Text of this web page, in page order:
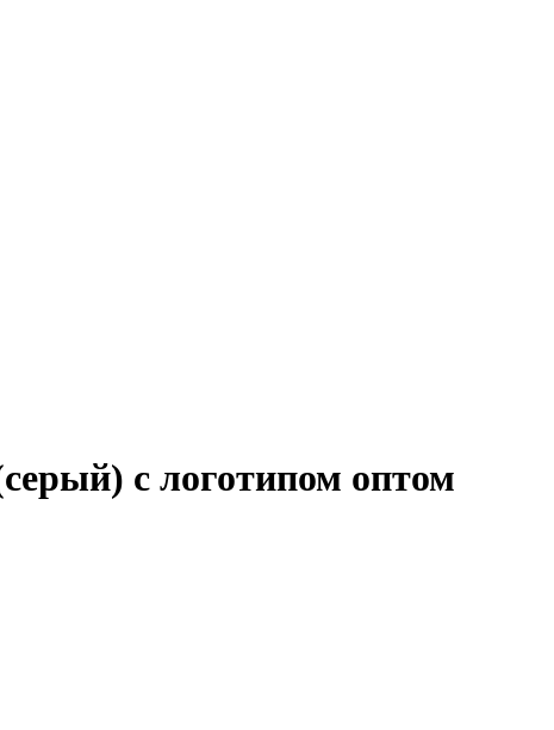
с логотипом оптом